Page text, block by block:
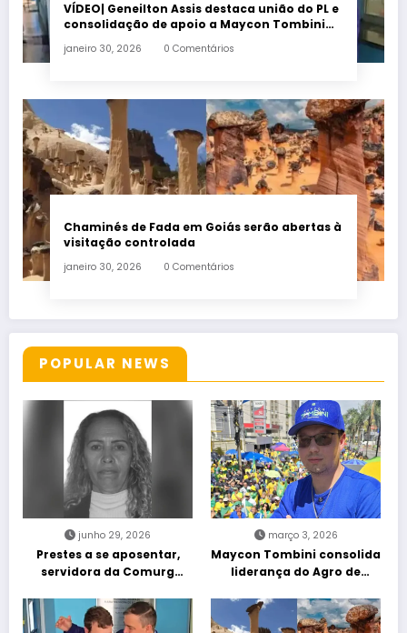
VÍDEO| Geneilton Assis destaca união do PL e
consolidação de apoio a Maycon Tombini
janeiro 30, 2026 0 Comentários
Chaminés de Fada em Goiás serão abertas à
visitação controlada
janeiro 30, 2026 0 Comentários
POPULAR NEWS
junho 29, 2026
Prestes a se aposentar,
servidora da Comurg
entra em protocolo de
morte encefálica
março 3, 2026
Maycon Tombini consolida
liderança do Agro de
“Acorda Brasil” em Goiânia